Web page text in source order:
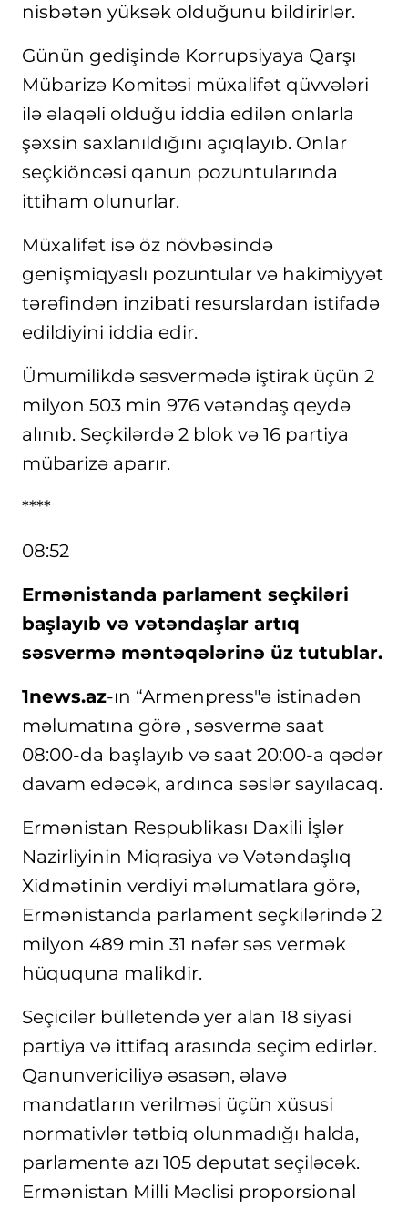
nisbətən yüksək olduğunu bildirirlər.
Günün gedişində Korrupsiyaya Qarşı
Mübarizə Komitəsi müxalifət qüvvələri
ilə əlaqəli olduğu iddia edilən onlarla
şəxsin saxlanıldığını açıqlayıb. Onlar
seçkiöncəsi qanun pozuntularında
ittiham olunurlar.
Müxalifət isə öz növbəsində
genişmiqyaslı pozuntular və hakimiyyət
tərəfindən inzibati resurslardan istifadə
edildiyini iddia edir.
Ümumilikdə səsvermədə iştirak üçün 2
milyon 503 min 976 vətəndaş qeydə
alınıb. Seçkilərdə 2 blok və 16 partiya
mübarizə aparır.
****
08:52
Ermənistanda parlament seçkiləri
başlayıb və vətəndaşlar artıq
səsvermə məntəqələrinə üz tutublar.
1news.az-ın “Armenpress"ə istinadən
məlumatına görə , səsvermə saat
08:00-da başlayıb və saat 20:00-a qədər
davam edəcək, ardınca səslər sayılacaq.
Ermənistan Respublikası Daxili İşlər
Nazirliyinin Miqrasiya və Vətəndaşlıq
Xidmətinin verdiyi məlumatlara görə,
Ermənistanda parlament seçkilərində 2
milyon 489 min 31 nəfər səs vermək
hüququna malikdir.
Seçicilər bülletendə yer alan 18 siyasi
partiya və ittifaq arasında seçim edirlər.
Qanunvericiliyə əsasən, əlavə
mandatların verilməsi üçün xüsusi
normativlər tətbiq olunmadığı halda,
parlamentə azı 105 deputat seçiləcək.
Ermənistan Milli Məclisi proporsional